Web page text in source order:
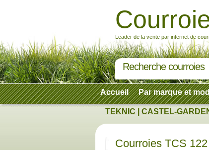
Leader de la vente par internet de
Recherche courroies
Accueil Par marque et
TEKNIC CASTEL-
Courroies TCS